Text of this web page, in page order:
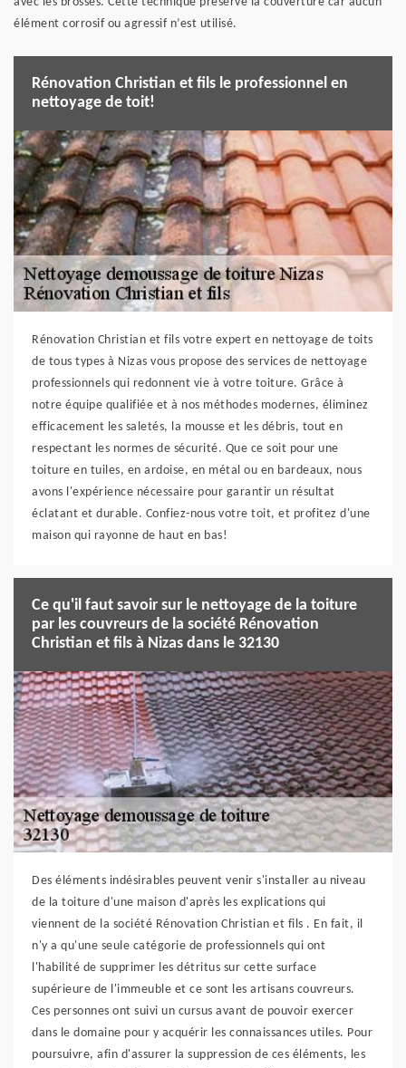
élément corrosif ou agressif n’est utilisé.
Rénovation Christian et fils le professionnel en
nettoyage de toit!
Rénovation Christian et fils votre expert en nettoyage de toits
de tous types à Nizas vous propose des services de nettoyage
professionnels qui redonnent vie à votre toiture. Grâce à
notre équipe qualifiée et à nos méthodes modernes, éliminez
efficacement les saletés, la mousse et les débris, tout en
respectant les normes de sécurité. Que ce soit pour une
toiture en tuiles, en ardoise, en métal ou en bardeaux, nous
avons l'expérience nécessaire pour garantir un résultat
éclatant et durable. Confiez-nous votre toit, et profitez d'une
maison qui rayonne de haut en bas!
Ce qu'il faut savoir sur le nettoyage de la toiture
par les couvreurs de la société Rénovation
Christian et fils à Nizas dans le 32130
Des éléments indésirables peuvent venir s'installer au niveau
de la toiture d'une maison d'après les explications qui
viennent de la société Rénovation Christian et fils . En fait, il
n'y a qu'une seule catégorie de professionnels qui ont
l'habilité de supprimer les détritus sur cette surface
supérieure de l'immeuble et ce sont les artisans couvreurs.
Ces personnes ont suivi un cursus avant de pouvoir exercer
dans le domaine pour y acquérir les connaissances utiles. Pour
poursuivre, afin d'assurer la suppression de ces éléments, les